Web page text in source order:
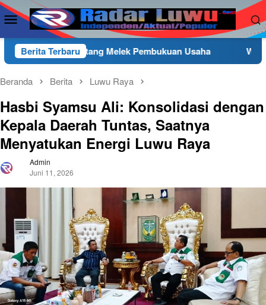
Loncat
ke
konten
Menu
Mobile
Berita Terbaru
Melek Pembukuan Usaha Wakapolres Luwu Timur
Beranda Berita Luwu Raya
Hasbi Syamsu Ali: Konsolidasi dengan
Kepala Daerah Tuntas, Saatnya
Menyatukan Energi Luwu Raya
Admin
Juni 11, 2026